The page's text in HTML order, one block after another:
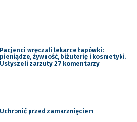
Pacjenci wręczali lekarce łapówki:
pieniądze, żywność, biżuterię i kosmetyki.
Usłyszeli zarzuty 27 komentarzy
Uchronić przed zamarznięciem